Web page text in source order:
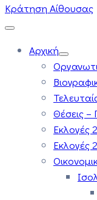
Κράτηση Αίθουσας
Αρχική
Θέσεις –
Εκλογές
Εκλογές